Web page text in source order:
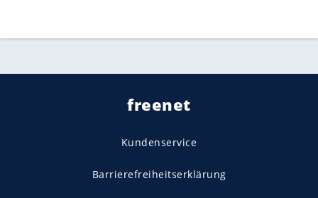
freenet
Kundenservice
Barrierefreiheitserklärung